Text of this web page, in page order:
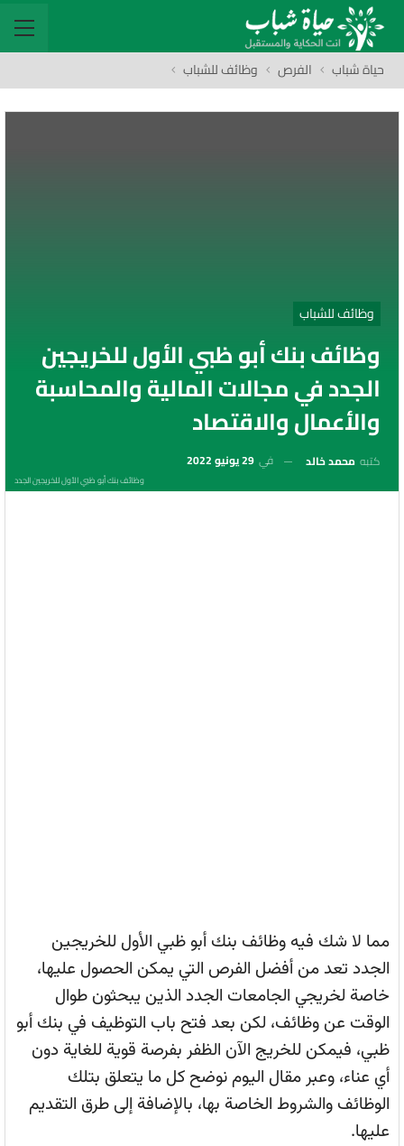
حياة شباب الفرص وظائف للشباب
وظائف للشباب
وظائف بنك أبو ظبي الأول للخريجين
الجدد في مجالات المالية والمحاسبة
والأعمال والاقتصاد
كتبه محمد خالد في 29 يونيو 2022
وظائف بنك أبو ظبي الأول للخريجين الجدد
مما لا شك فيه وظائف بنك أبو ظبي الأول للخريجين
الجدد تعد من أفضل الفرص التي يمكن الحصول عليها،
خاصة لخريجي الجامعات الجدد الذين يبحثون طوال
الوقت عن وظائف، لكن بعد فتح باب التوظيف في بنك أبو
ظبي، فيمكن للخريج الآن الظفر بفرصة قوية للغاية دون
أي عناء، وعبر مقال اليوم نوضح كل ما يتعلق بتلك
الوظائف والشروط الخاصة بها، بالإضافة إلى طرق التقديم
عليها.